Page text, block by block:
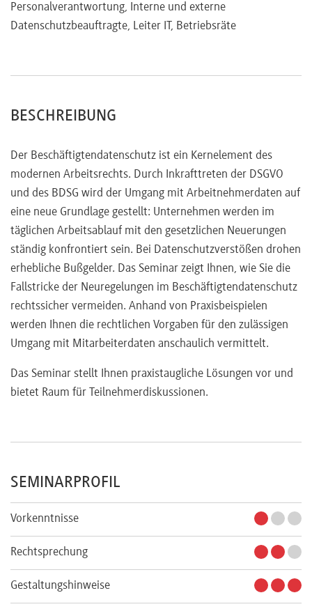
Einwilligung des Mitarbeiters nach der DSGVO und des
Folgen von Datenschutzverstößen im Arbeitsverhältnis
Personalverantwortung, Interne und externe
Datenschutzbeauftragte, Leiter IT, Betriebsräte
BESCHREIBUNG
Der Beschäftigtendatenschutz ist ein Kernelement des
modernen Arbeitsrechts. Durch Inkrafttreten der DSGVO
und des BDSG wird der Umgang mit Arbeitnehmerdaten auf
eine neue Grundlage gestellt: Unternehmen werden im
täglichen Arbeitsablauf mit den gesetzlichen Neuerungen
ständig konfrontiert sein. Bei Datenschutzverstößen drohen
erhebliche Bußgelder. Das Seminar zeigt Ihnen, wie Sie die
Fallstricke der Neuregelungen im Beschäftigtendatenschutz
rechtssicher vermeiden. Anhand von Praxisbeispielen
werden Ihnen die rechtlichen Vorgaben für den zulässigen
Umgang mit Mitarbeiterdaten anschaulich vermittelt.
Das Seminar stellt Ihnen praxistaugliche Lösungen vor und
bietet Raum für Teilnehmerdiskussionen.
SEMINARPROFIL
Vorkenntnisse
Rechtsprechung
Gestaltungshinweise